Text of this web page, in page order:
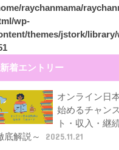
raychanmama/
wp-
themes/jstork/
新着エントリー
オンライン日
始めるチャン
ト・収入・継
底解説～
2025.11.21